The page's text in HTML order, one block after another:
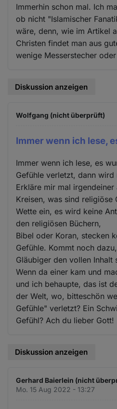
Immerhin schon mal. Ich
ob nicht "Islamischer
wäre, denn, wie im Artikel
Christen findet man aus
wenige Messerstecher
Diskussion anzeigen
Wolfgang (nicht überprüft)
Immer wenn ich lese,
Immer wenn ich lese, es
Gefühle verletzt, dann wird
Erkläre mir mal
Kreisen, was sind religiöse
Wette ein, es wird keine
den religiösen Büchern,
Bibel oder Koran, stecken
Gefühle. Kommt noch
Gläubiger den vollen Inhalt
Wenn da einer kam und
und ich behaupte, das ist
der Welt, wo, bitteschön
Gefühle" verletzt? Ein
Gefühl? Ach du lieber Gott!
Diskussion anzeigen
Gerhard Baierlein (nicht
Mo. 15 Aug 2022 - 13:27